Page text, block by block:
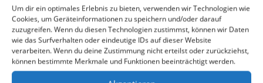
Um dir ein optimales Erlebnis zu bieten, verwenden wir Technologien wie
Cookies, um Geräteinformationen zu speichern und/oder darauf
zuzugreifen. Wenn du diesen Technologien zustimmst, können wir Daten
wie das Surfverhalten oder eindeutige IDs auf dieser Website
verarbeiten. Wenn du deine Zustimmung nicht erteilst oder zurückziehst,
können bestimmte Merkmale und Funktionen beeinträchtigt werden.